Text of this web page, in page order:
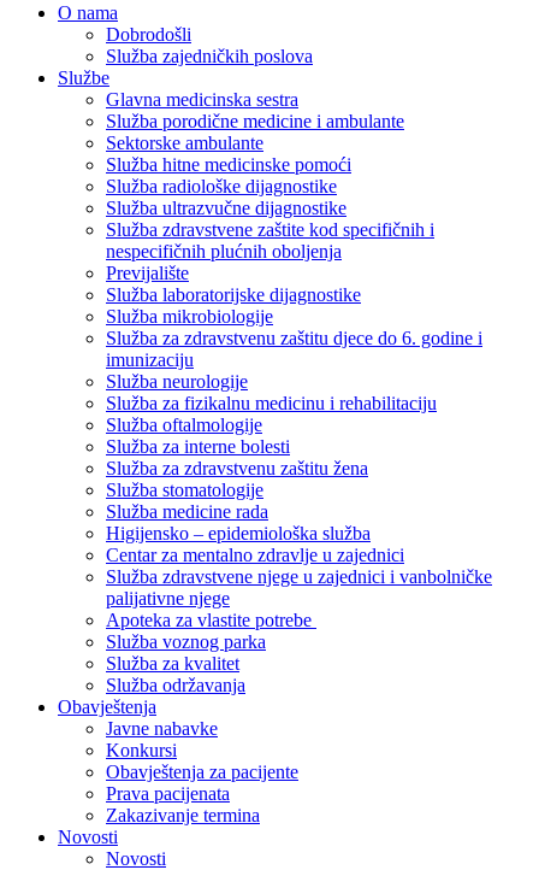
O nama
Dobrodošli
Služba zajedničkih poslova
Službe
Glavna medicinska sestra
Služba porodične medicine i ambulante
Sektorske ambulante
Služba hitne medicinske pomoći
Služba radiološke dijagnostike
Služba ultrazvučne dijagnostike
Služba zdravstvene zaštite kod specifičnih i
nespecifičnih plućnih oboljenja
Previjalište
Služba laboratorijske dijagnostike
Služba mikrobiologije
Služba za zdravstvenu zaštitu djece do 6. godine i
imunizaciju
Služba neurologije
Služba za fizikalnu medicinu i rehabilitaciju
Služba oftalmologije
Služba za interne bolesti
Služba za zdravstvenu zaštitu žena
Služba stomatologije
Služba medicine rada
Higijensko – epidemiološka služba
Centar za mentalno zdravlje u zajednici
Služba zdravstvene njege u zajednici i vanbolničke
palijativne njege
Apoteka za vlastite potrebe
Služba voznog parka
Služba za kvalitet
Služba održavanja
Obavještenja
Javne nabavke
Konkursi
Obavještenja za pacijente
Prava pacijenata
Zakazivanje termina
Novosti
Novosti